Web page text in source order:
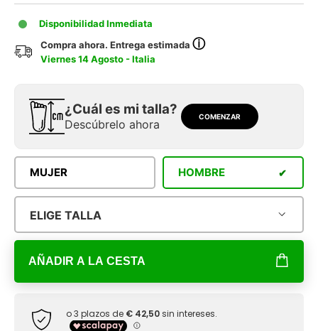
Disponibilidad Inmediata
Compra ahora. Entrega estimadaⓘ
Viernes 14 Agosto - Italia
¿Cuál es mi talla?
Descúbrelo ahora
COMENZAR
MUJER HOMBRE
ELIGE TALLA
AÑADIR A LA CESTA